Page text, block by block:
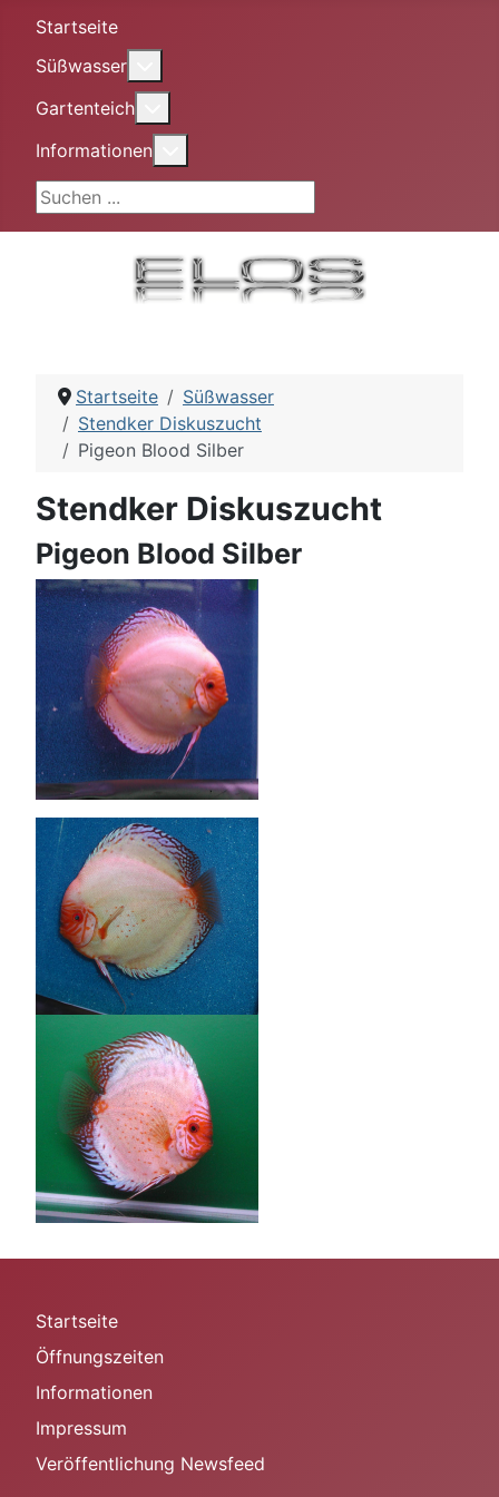
Startseite
Süßwasser
Gartenteich
Informationen
Suchen ...
Startseite
Süßwasser
Stendker Diskuszucht
Pigeon Blood Silber
Stendker Diskuszucht
Pigeon Blood Silber
Startseite
Öffnungszeiten
Informationen
Impressum
Veröffentlichung Newsfeed